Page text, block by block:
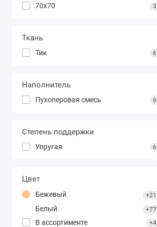
70х70 3
Ткань
Тик 6
Наполнитель
Пухоперовая смесь 6
Степень поддержки
Упругая 6
Цвет
Бежевый +21
Белый +77
В ассортименте +4